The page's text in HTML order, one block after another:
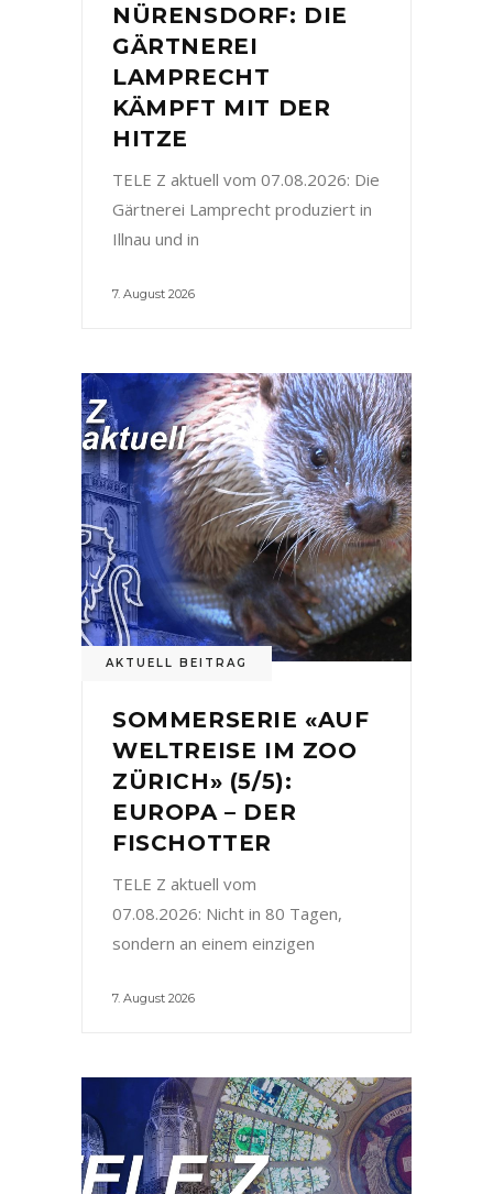
NÜRENSDORF: DIE
GÄRTNEREI
LAMPRECHT
KÄMPFT MIT DER
HITZE
TELE Z aktuell vom 07.08.2026: Die
Gärtnerei Lamprecht produziert in
Illnau und in
7. August 2026
AKTUELL BEITRAG
SOMMERSERIE «AUF
WELTREISE IM ZOO
ZÜRICH» (5/5):
EUROPA – DER
FISCHOTTER
TELE Z aktuell vom
07.08.2026: Nicht in 80 Tagen,
sondern an einem einzigen
7. August 2026